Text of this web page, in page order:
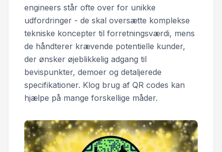
engineers står ofte over for unikke
udfordringer - de skal oversætte komplekse
tekniske koncepter til forretningsværdi, mens
de håndterer krævende potentielle kunder,
der ønsker øjeblikkelig adgang til
bevispunkter, demoer og detaljerede
specifikationer. Klog brug af QR codes kan
hjælpe på mange forskellige måder.